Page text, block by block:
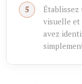
visuelle et
avez